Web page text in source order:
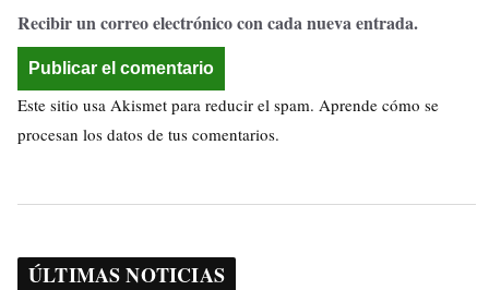
Recibir un correo electrónico con cada nueva entrada.
Este sitio usa Akismet para reducir el spam. Aprende cómo se
procesan los datos de tus comentarios.
ÚLTIMAS NOTICIAS